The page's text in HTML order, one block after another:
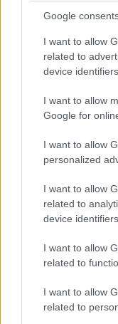
Google
I want to allow
related to
device
I want to allow
Google for
I want to allow
personalized
I want to allow
related to
device
I want to allow
related to
I want to allow
related to
Η σιωπηλή
αποκαλύπτει η
υπερδυνάμεις…
που